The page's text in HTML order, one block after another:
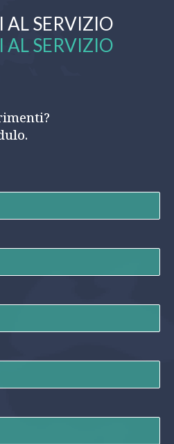
AL SERVIZIO
AL SERVIZIO